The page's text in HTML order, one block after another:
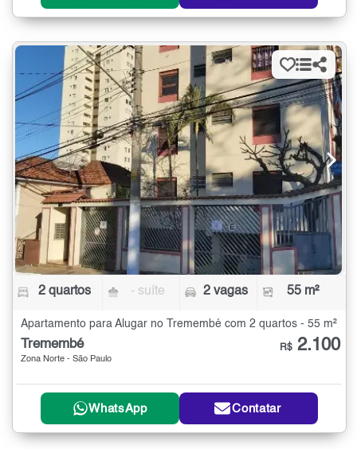
2 quartos - suíte 2 vagas 55 m²
Apartamento para Alugar no Tremembé com 2 quartos - 55 m²
Tremembé
Zona Norte - São Paulo
R$ 2.100
WhatsApp Contatar